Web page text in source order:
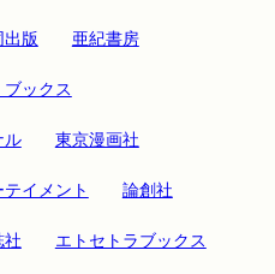
出版 亜紀書房
ックス
ル 東京漫画社
イメント 論創社
社 エトセトラブックス